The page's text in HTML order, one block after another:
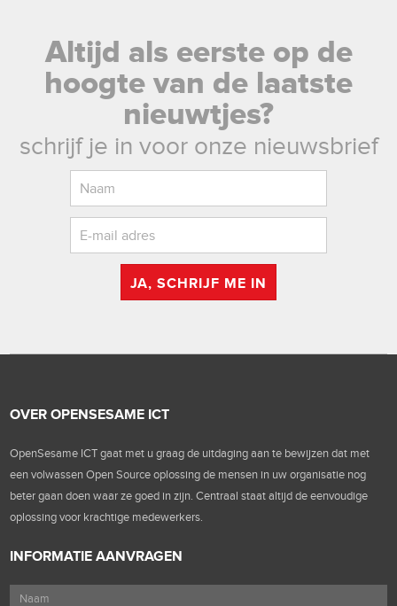
Altijd als eerste op de
hoogte van de laatste
nieuwtjes?
schrijf je in voor onze nieuwsbrief
JA, SCHRIJF ME IN
OVER OPENSESAME ICT
OpenSesame ICT gaat met u graag de uitdaging aan te bewijzen dat met
een volwassen Open Source oplossing de mensen in uw organisatie nog
beter gaan doen waar ze goed in zijn. Centraal staat altijd de eenvoudige
oplossing voor krachtige medewerkers.
INFORMATIE AANVRAGEN